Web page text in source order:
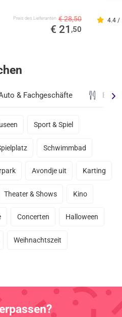
Preis des Lieferanten € 28,50
€ 21 ,50
4.4 /
& Fachgeschäfte
Sport & Spiel
Schwimmbad
Avondje uit Karting
Theater & Shows Kino
Concerten Halloween
Weihnachtszeit